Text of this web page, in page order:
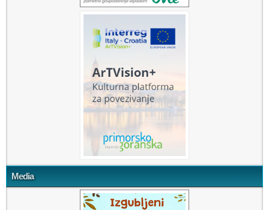
Media